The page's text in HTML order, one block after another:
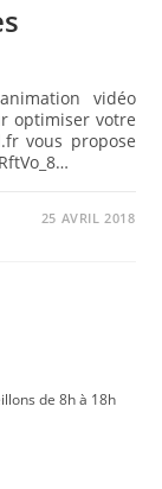
vidéo
optimiser votre
vous propose
25 AVRIL 2018
de 8h à 18h